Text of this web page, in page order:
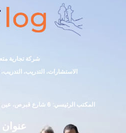
شركة تجارية
الاستشارات، التدريب،
المكتب الرئيسي: 6 شارع قبرص، عين السبع 20250 الدار البيضاء
عنوان